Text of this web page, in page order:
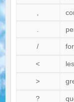
/
<
>
?